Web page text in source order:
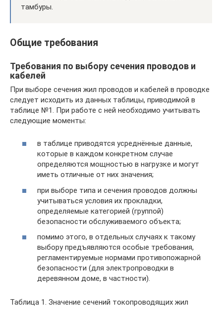
тамбуры.
Общие требования
Требования по выбору сечения проводов и
кабелей
При выборе сечения жил проводов и кабелей в проводке
следует исходить из данных таблицы, приводимой в
таблице №1. При работе с ней необходимо учитывать
следующие моменты:
в таблице приводятся усреднённые данные,
которые в каждом конкретном случае
определяются мощностью в нагрузке и могут
иметь отличные от них значения;
при выборе типа и сечения проводов должны
учитываться условия их прокладки,
определяемые категорией (группой)
безопасности обслуживаемого объекта;
помимо этого, в отдельных случаях к такому
выбору предъявляются особые требования,
регламентируемые нормами противопожарной
безопасности (для электропроводки в
деревянном доме, в частности).
Таблица 1. Значение сечений токопроводящих жил